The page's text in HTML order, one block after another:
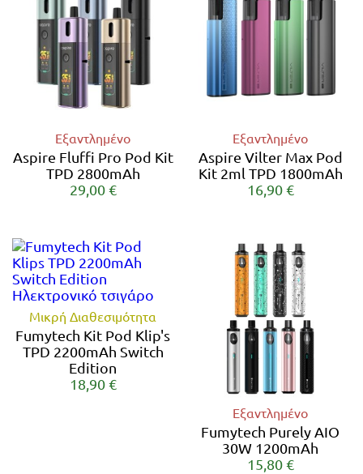
Εξαντλημένο
Aspire Fluffi Pro Pod Kit
TPD 2800mAh
29,00 €
Εξαντλημένο
Aspire Vilter Max Pod
Kit 2ml TPD 1800mAh
16,90 €
Μικρή Διαθεσιμότητα
Fumytech Kit Pod Klip's
TPD 2200mAh Switch
Edition
18,90 €
Εξαντλημένο
Fumytech Purely AIO
30W 1200mAh
15,80 €